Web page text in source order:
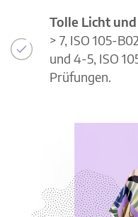
Tolle Licht
> 7, ISO 105-
und 4-5, ISO
Prüfungen.